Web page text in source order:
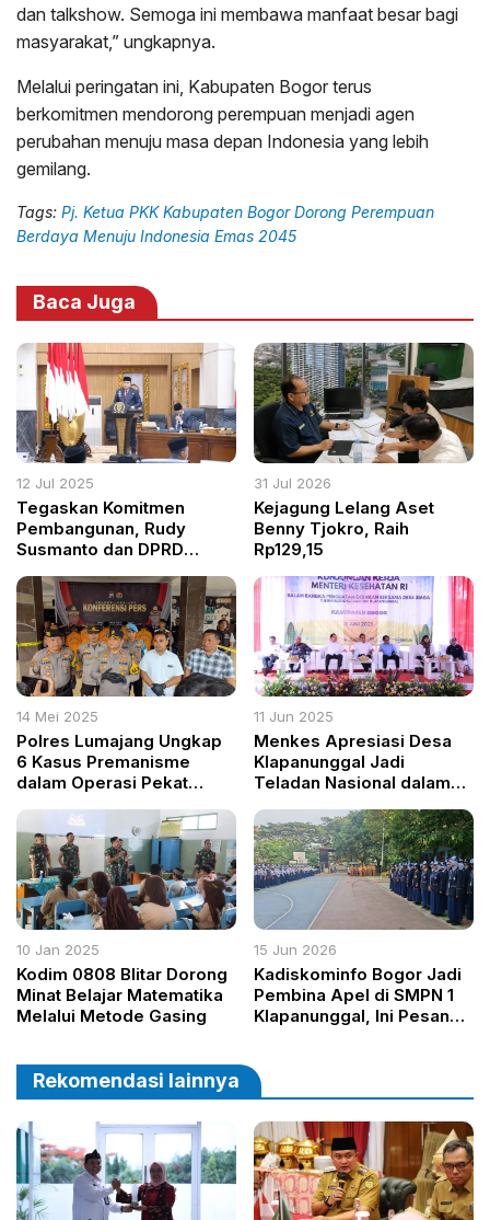
dan talkshow. Semoga ini membawa manfaat besar bagi
masyarakat,” ungkapnya.
Melalui peringatan ini, Kabupaten Bogor terus
berkomitmen mendorong perempuan menjadi agen
perubahan menuju masa depan Indonesia yang lebih
gemilang.
Tags: Pj. Ketua PKK Kabupaten Bogor Dorong Perempuan
Berdaya Menuju Indonesia Emas 2045
Baca Juga
12 Jul 2025
Tegaskan Komitmen
Pembangunan, Rudy
Susmanto dan DPRD
Perda Strategis dan Bahas
KUA-PPAS 2026
31 Jul 2026
Kejagung Lelang Aset
Benny Tjokro, Raih
Rp129,15
14 Mei 2025
Polres Lumajang Ungkap
6 Kasus Premanisme
dalam Operasi Pekat
LSM
11 Jun 2025
Menkes Apresiasi Desa
Klapanunggal Jadi
Teladan Nasional dalam
10 Jan 2025
Kodim 0808 Blitar Dorong
Minat Belajar Matematika
Melalui Metode Gasing
15 Jun 2026
Kadiskominfo Bogor Jadi
Pembina Apel di SMPN 1
Klapanunggal, Ini Pesan
Rekomendasi lainnya